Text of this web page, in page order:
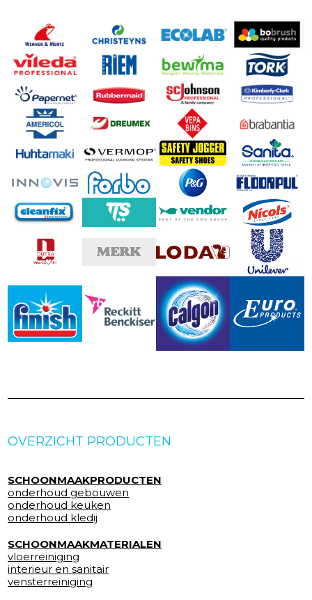
OVERZICHT PRODUCTEN
SCHOONMAAKPRODUCTEN
onderhoud gebouwen
onderhoud keuken
onderhoud kledij
SCHOONMAAKMATERIALEN
vloerreiniging
interieur en sanitair
vensterreiniging